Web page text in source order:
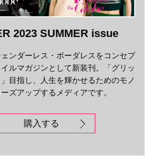
2023 SUMMER issue
ンダーレス・ボーダレスをコンセプ
イルマガジンとして新装刊。「グリッ
目指し、人生を輝かせるためのモノ
ズアップするメディアです。
購入する